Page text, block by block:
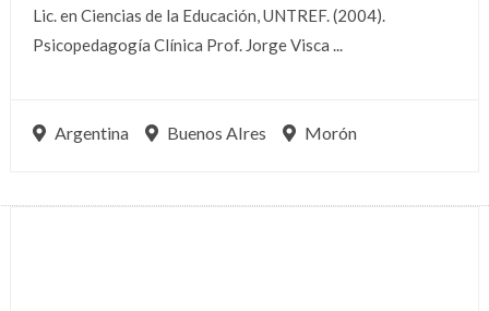
Lic. en Ciencias de la Educación, UNTREF. (2004).
Psicopedagogía Clínica Prof. Jorge Visca ...
Argentina Buenos AIres Morón